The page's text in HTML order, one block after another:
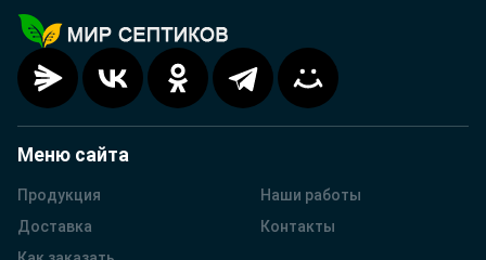
Меню сайта
Продукция
Доставка
Наши работы
Контакты